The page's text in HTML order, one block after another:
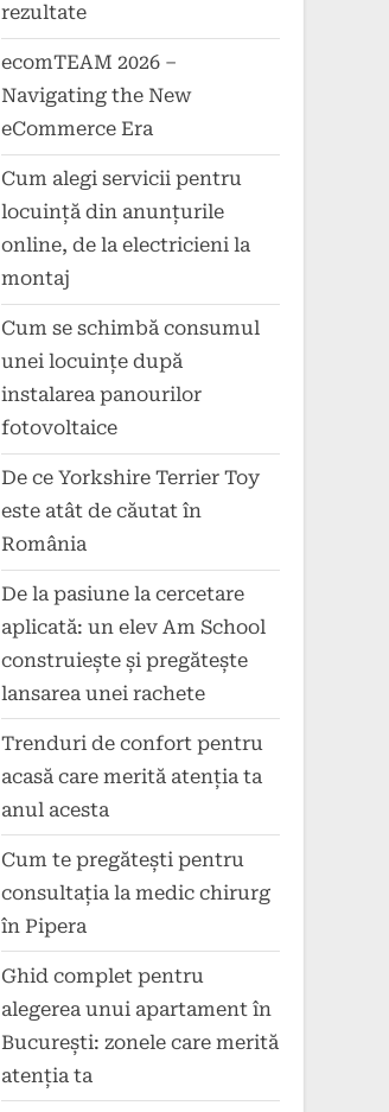
rezultate
ecomTEAM 2026 –
Navigating the New
eCommerce Era
Cum alegi servicii pentru
locuință din anunțurile
online, de la electricieni la
montaj
Cum se schimbă consumul
unei locuințe după
instalarea panourilor
fotovoltaice
De ce Yorkshire Terrier Toy
este atât de căutat în
România
De la pasiune la cercetare
aplicată: un elev Am School
construiește și pregătește
lansarea unei rachete
Trenduri de confort pentru
acasă care merită atenția ta
anul acesta
Cum te pregătești pentru
consultația la medic chirurg
în Pipera
Ghid complet pentru
alegerea unui apartament în
București: zonele care merită
atenția ta